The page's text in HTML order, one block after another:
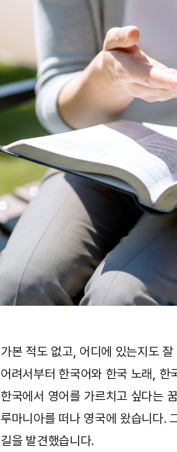
가본 적도 없고, 어디에 있는지도
어려서부터 한국어와 한국 노래, 한
한국에서 영어를 가르치고 싶다는
루마니아를 떠나 영국에 왔습니다.
길을 발견했습니다.